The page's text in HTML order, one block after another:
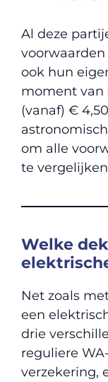
Al deze
ook hun
moment van
(vanaf) €
om alle
te
Welke
Net zoals
een
drie
reguliere
verzekering,